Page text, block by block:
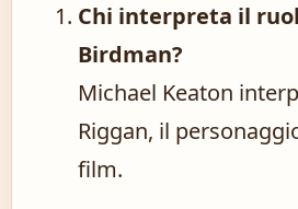
Chi interpreta il
Birdman?
Michael Keaton
Riggan, il
film.